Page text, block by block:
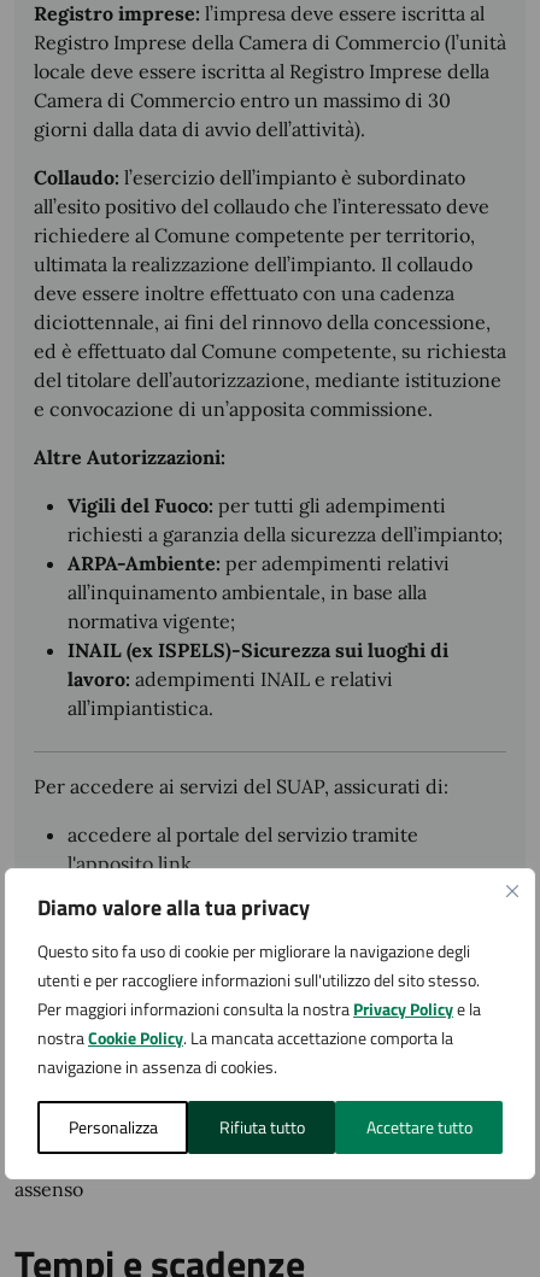
Diamo valore alla tua privacy
Questo sito fa uso di cookie per migliorare la navigazione degli
utenti e per raccogliere informazioni sull'utilizzo del sito stesso.
Per maggiori informazioni consulta la nostraPrivacy Policye la
nostraCookie Policy. La mancata accettazione comporta la
navigazione in assenza di cookies.
Personalizza Rifiuta tutto Accettare tutto
Registro imprese: l’impresa deve essere iscritta al
Registro Imprese della Camera di Commercio (l’unità
locale deve essere iscritta al Registro Imprese della
Camera di Commercio entro un massimo di 30
giorni dalla data di avvio dell’attività).
Collaudo: l’esercizio dell’impianto è subordinato
all’esito positivo del collaudo che l’interessato deve
richiedere al Comune competente per territorio,
ultimata la realizzazione dell’impianto. Il collaudo
deve essere inoltre effettuato con una cadenza
diciottennale, ai fini del rinnovo della concessione,
ed è effettuato dal Comune competente, su richiesta
del titolare dell’autorizzazione, mediante istituzione
e convocazione di un’apposita commissione.
Altre Autorizzazioni:
Vigili del Fuoco: per tutti gli adempimenti
richiesti a garanzia della sicurezza dell’impianto;
ARPA-Ambiente: per adempimenti relativi
all’inquinamento ambientale, in base alla
normativa vigente;
INAIL (ex ISPELS)-Sicurezza sui luoghi di
lavoro: adempimenti INAIL e relativi
all’impiantistica.
Per accedere ai servizi del SUAP, assicurati di:
accedere al portale del servizio tramite
l'apposito link
Nazionale dei Servizi
avere la firma digitale e la posta elettronica
certificata (PEC)
Cosa si ottiene
Rilascio di provvedimento dove previsto o silenzio
assenso
Tempi e scadenze